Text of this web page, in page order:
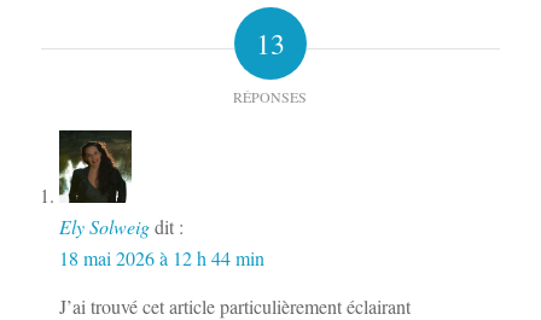
13
RÉPONSES
Ely Solweig dit :
18 mai 2026 à 12 h 44 min
J’ai trouvé cet article particulièrement éclairant